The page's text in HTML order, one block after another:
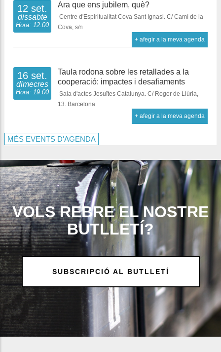
12 set.
dissabte
Hora: 12:00
Ara que ens jubilem, què?
Centre d'Espiritualitat Cova Sant Ignasi. C/ Camí de la
Cova, s/n
+ afegir a la meva agenda
16 set.
dimecres
Hora: 19:00
Taula rodona sobre les retallades a la
cooperació: impactes i desafiaments
Sala d'actes Jesuïtes Catalunya. C/ Roger de Llúria,
13. Barcelona
+ afegir a la meva agenda
MÉS EVENTS D'AGENDA
VOLS REBRE EL NOSTRE
BUTLLETÍ?
SUBSCRIPCIÓ AL BUTLLETÍ